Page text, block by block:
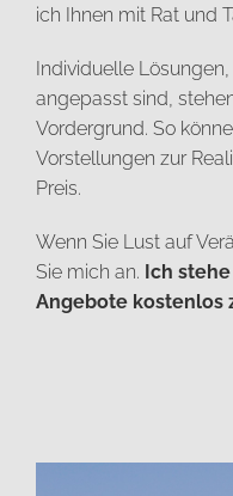
ich Ihnen mit Rat und
Individuelle
angepasst sind,
Vordergrund. So
Vorstellungen zur
Preis.
Wenn Sie Lust auf
Sie mich an. Ich
Angebote kostenlos